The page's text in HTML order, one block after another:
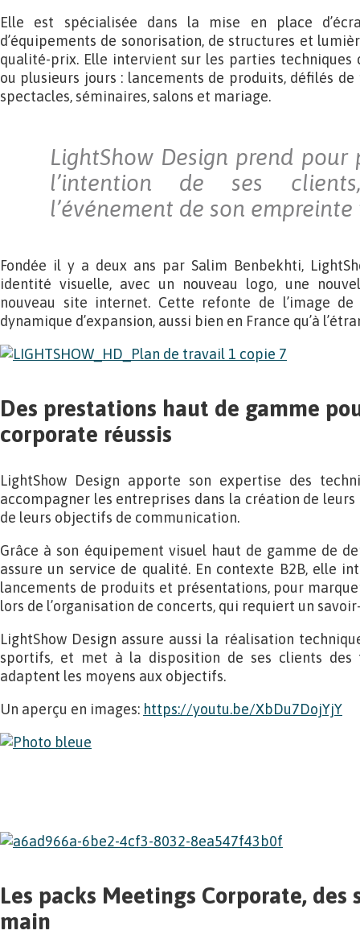
Elle est spécialisée dans la mise en place
d’équipements de sonorisation, de structures et
qualité-prix. Elle intervient sur les parties techniques
ou plusieurs jours : lancements de produits, défilés de
spectacles, séminaires, salons et mariage.
LightShow Design prend
l’intention de ses
l’événement de son
Fondée il y a deux ans par Salim Benbekhti,
identité visuelle, avec un nouveau logo, une
nouveau site internet. Cette refonte de l’image de
dynamique d’expansion, aussi bien en France qu’à
Des prestations haut de gamme
corporate réussis
LightShow Design apporte son expertise des
accompagner les entreprises dans la création de
de leurs objectifs de communication.
Grâce à son équipement visuel haut de gamme de
assure un service de qualité. En contexte B2B, elle
lancements de produits et présentations, pour
lors de l’organisation de concerts, qui requiert un
LightShow Design assure aussi la réalisation
sportifs, et met à la disposition de ses clients des
adaptent les moyens aux objectifs.
Un aperçu en images: https://youtu.be/XbDu7DojYjY
Les packs Meetings Corporate, des
main